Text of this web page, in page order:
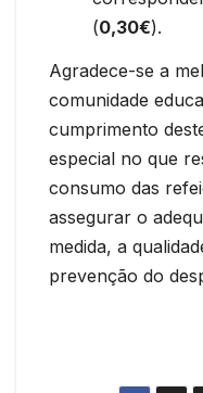
(0,30€).
Agradece-se a
comunidade
cumprimento
especial no que
consumo das
assegurar o
medida, a
prevenção do